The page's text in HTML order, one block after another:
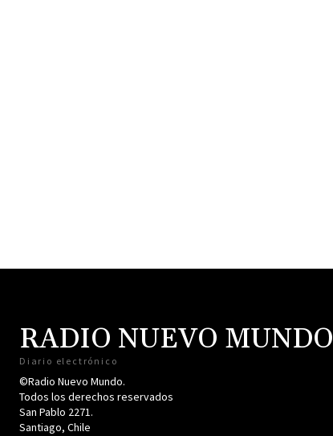
RADIO NUEVO MUNDO
Diario electrónico
©Radio Nuevo Mundo.
Todos los derechos reservados
San Pablo 2271.
Santiago, Chile